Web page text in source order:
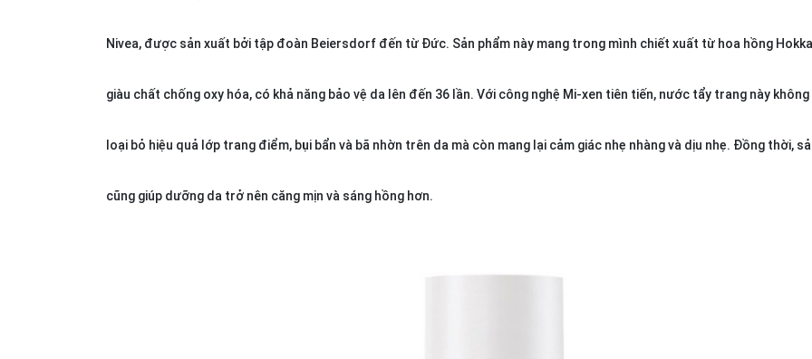
Nivea, được sản xuất bởi tập đoàn Beiersdorf đến từ Đức. Sản phẩm này mang trong mình chiết xuất từ hoa hồng
giàu chất chống oxy hóa, có khả năng bảo vệ da lên đến 36 lần. Với công nghệ Mi-xen tiên tiến, nước tẩy trang này
loại bỏ hiệu quả lớp trang điểm, bụi bẩn và bã nhờn trên da mà còn mang lại cảm giác nhẹ nhàng và dịu nhẹ. Đồng thời,
cũng giúp dưỡng da trở nên căng mịn và sáng hồng hơn.